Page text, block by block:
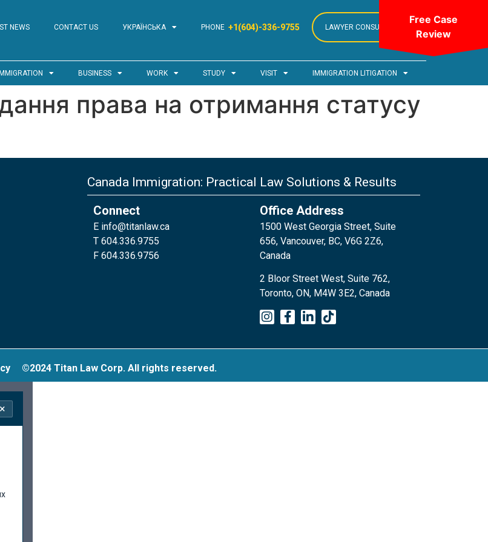
NEWS CONTACT US УКРАЇНСЬКА PHONE +1(604)-336-9755 LAWYER CONSULTATION
IMMIGRATION BUSINESS WORK STUDY VISIT IMMIGRATION LITIGATION
права на отримання статусу
Canada Immigration: Practical Law Solutions & Results
Connect
E info@titanlaw.ca
T 604.336.9755
F 604.336.9756
Office Address
1500 West Georgia Street, Suite
656, Vancouver, BC, V6G 2Z6,
Canada
2 Bloor Street West, Suite 762,
Toronto, ON, M4W 3E2, Canada
©2024 Titan Law Corp. All rights reserved.
×
Free Case
Review